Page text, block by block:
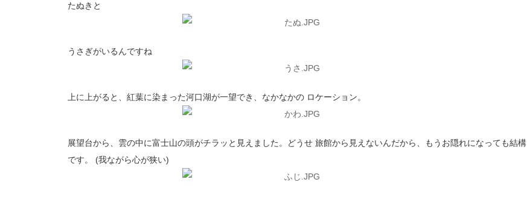
たぬきと
うさぎがいるんですね
上に上がると、紅葉に染まった河口湖が一望でき、なかなかの ロケーション。
展望台から、雲の中に富士山の頭がチラッと見えました。どうせ 旅館から見えないんだから、もうお隠れになっても結構
です。 (我ながら心が狭い)